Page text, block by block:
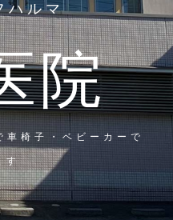
ハルマ
院
車椅子・ベビーカーで
す